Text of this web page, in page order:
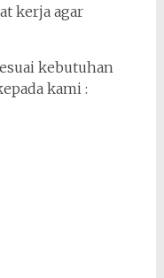
kerja agar
kebutuhan
kami :